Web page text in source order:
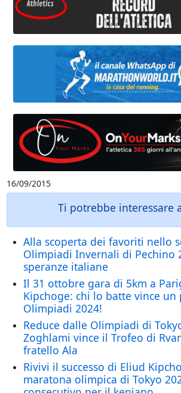
16/09/2015
Ti potrebbe interessare
Alla scoperta dei favoriti nello
Olimpiadi Invernali di Pechino
speranze italiane
Il 31 ottobre gara di 5km a
Kipchoge: chi lo batte vince
Olimpiadi 2024!
Reduce dalle Olimpiadi di
Zoghlami vince il Trofeo di
fratello Ala
Rivivi il successo di Eliud
maratona olimpica di Tokyo